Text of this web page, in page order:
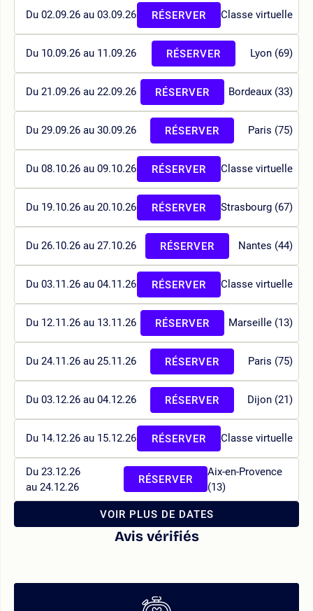
Du 02.09.26 au 03.09.26 Classe virtuelle
RÉSERVER
Du 10.09.26 au 11.09.26 Lyon (69)
RÉSERVER
Du 21.09.26 au 22.09.26 Bordeaux (33)
RÉSERVER
Du 29.09.26 au 30.09.26 Paris (75)
RÉSERVER
Du 08.10.26 au 09.10.26 Classe virtuelle
RÉSERVER
Du 19.10.26 au 20.10.26 Strasbourg (67)
RÉSERVER
Du 26.10.26 au 27.10.26 Nantes (44)
RÉSERVER
Du 03.11.26 au 04.11.26 Classe virtuelle
RÉSERVER
Du 12.11.26 au 13.11.26 Marseille (13)
RÉSERVER
Du 24.11.26 au 25.11.26 Paris (75)
RÉSERVER
Du 03.12.26 au 04.12.26 Dijon (21)
RÉSERVER
Du 14.12.26 au 15.12.26 Classe virtuelle
RÉSERVER
Du 23.12.26
au 24.12.26
Aix-en-Provence
(13)
RÉSERVER
VOIR PLUS DE DATES
Avis vérifiés